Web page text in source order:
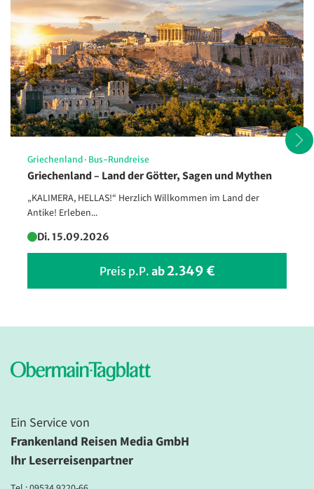
Aperol Spritz: Typisch
venezianisch genießen
© Lichtwolke99 - stock.adobe.com
Griechenland · Bus-Rundreise
Griechenland – Land der Götter, Sagen und Mythen
„KALIMERA, HELLAS!“ Herzlich Willkommen im Land der
Antike! Erleben...
Di. 15.09.2026
Preis p.P. ab 2.349 €
Ein Service von
Frankenland Reisen Media GmbH
Ihr Leserreisenpartner